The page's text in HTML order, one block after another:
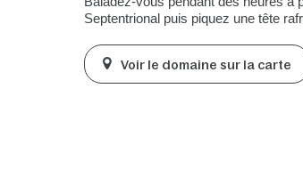
Septentrional puis piquez une tête
Voir le domaine sur la carte